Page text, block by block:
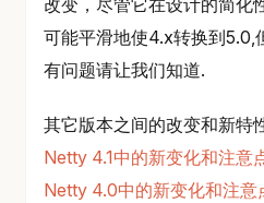
改变，尽管它在设计的简化
可能平滑地使4.x转换到5.0,
有问题请让我们知道.
其它版本之间的改变和新特
Netty 4.1中的新变化和注意
Netty 4.0中的新变化和注意